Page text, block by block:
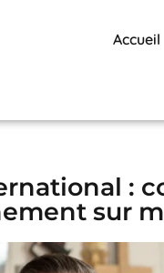
Accueil
:
sur